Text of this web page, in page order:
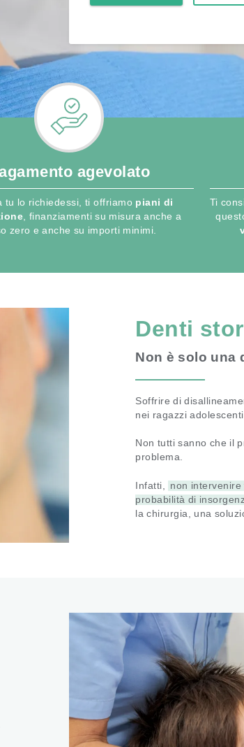
agevolato
tu lo richiedessi, ti offriamo piani di
, finanziamenti su misura anche a
zero e anche su importi minimi.
Ti
Denti
Non è solo una
Soffrire di
nei ragazzi adolescenti.
Non tutti sanno che il
problema.
Infatti,
non
probabilità di
la chirurgia, una